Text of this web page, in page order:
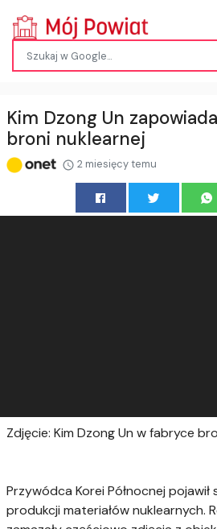
Kim Dzong Un
broni nuklearnej
2 miesięcy temu
Zdjęcie: Kim Dzong Un w fabryce
Przywódca Korei Północnej pojawił
produkcji materiałów nuklearnych.